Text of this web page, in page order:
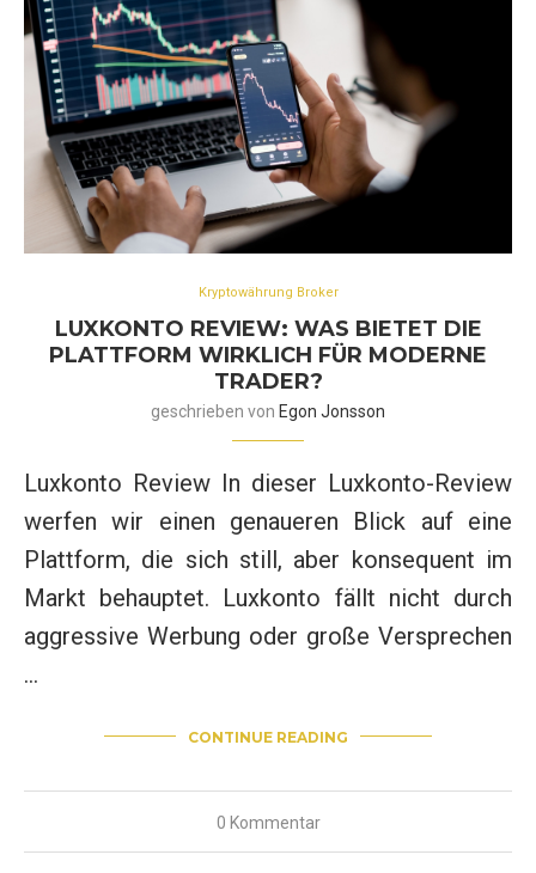
Kryptowährung Broker
LUXKONTO REVIEW: WAS BIETET DIE
PLATTFORM WIRKLICH FÜR MODERNE
TRADER?
geschrieben von Egon Jonsson
Luxkonto Review In dieser Luxkonto-Review
werfen wir einen genaueren Blick auf eine
Plattform, die sich still, aber konsequent im
Markt behauptet. Luxkonto fällt nicht durch
aggressive Werbung oder große Versprechen
…
CONTINUE READING
0 Kommentar